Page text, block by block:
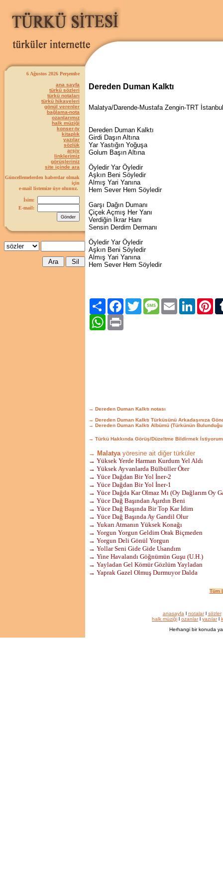
6 Ağustos 2026 Perşembe
ana sayfa
türkü sözleri
türkü notaları
türkü hikayeleri
gönül verenler
bağlama-nota
ozanlarımız
halk müziği
konser-tv
kitaplık
yazılar
sözlük
arşiv
linklerimiz
görüşleriniz
site içinde ara
Güncellemelerden haberdar olmak
için
e-mail listemize üye olunuz.
İsim:
E-mail:
Dereden Duman Kalktı
Malatya/Darende-Mustafa Zengin-TRT İstanbul
Dereden Duman Kalktı
Girdi Daşın Altına
Yar Yastığın Yoğuşa
Golum Başın Altına
Öyledir Yar Öyledir
Aşkın Beni Söyledir
Almış Yari Yanına
Hem Sever Hem Söyledir
Garşı Dağın Dumanı
Çiçek Açmış Her Yanı
Verdiğin İkrar Hanı
Sensin Derdim Dermanı
Öyledir Yar Öyledir
Aşkın Beni Söyledir
Almış Yari Yanına
Hem Sever Hem Söyledir
Paylaş FacebookTwitter Message Email LinkedIn
WhatsApp
→ Dereden Duman Kalktı notası
→ Dereden Duman Kalktı Türküsünü Arkadaşınıza
→ Dereden Duman Kalktı Albümü (Türkünün
→ Türkü Hakkında Görüş/Düzeltme Bildirmek İstiyorum
→ Malatyayöresine ait diğer türküler
→ Yüksek Yerde Harman Kurdum Yel Aldı
→ Yüksek Ayvanlarda Bülbüller Öter
→ Yüce Dağdan Bir Yol İner-2
→ Yüce Dağdan Bir Yol İner-1
→ Yüce Dağda Kar Olmaz Mı (Oy Dağlarım Oy
→ Yüce Dağ Başından Aşırdın Beni
→ Yüce Dağ Başında Bir Top Kar İdim
→ Yüce Dağ Başında Ay Gandil Olur
→ Yukarı Atmanın Yüksek Konağı
→ Yorgun Yorgun Geldim Orak Biçmeden
→ Yorgun Deli Gönül Yorgun
→ Yollar Seni Gide Gide Usandım
→ Yine Havalandı Göğnümün Guşu (U.H.)
→ Yayladan Gel Kömür Gözlüm Yayladan
→ Yaprak Gazel Olmuş Durmuyor Dalda
Tüm
anasayfa l notalarl sözler
halk müziği l ozanlarl yazılarl
Herhangi bir konuda